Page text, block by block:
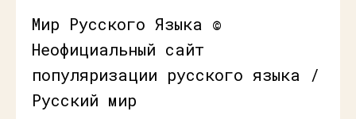
Мир Русского Языка ©
Неофициальный сайт
популяризации русского языка /
Русский мир